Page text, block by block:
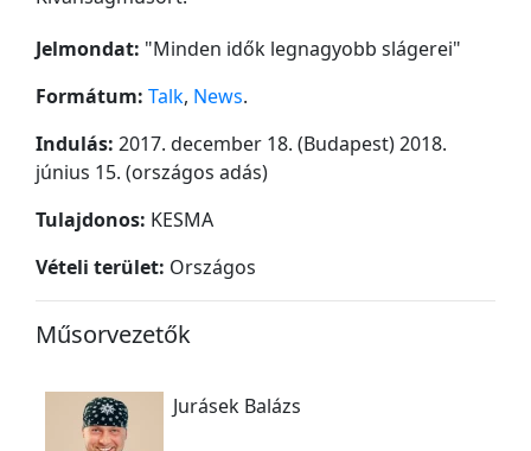
Jelmondat: "Minden idők legnagyobb slágerei"
Formátum: Talk, News.
Indulás: 2017. december 18. (Budapest) 2018.
június 15. (országos adás)
Tulajdonos: KESMA
Vételi terület: Országos
Műsorvezetők
Jurásek Balázs